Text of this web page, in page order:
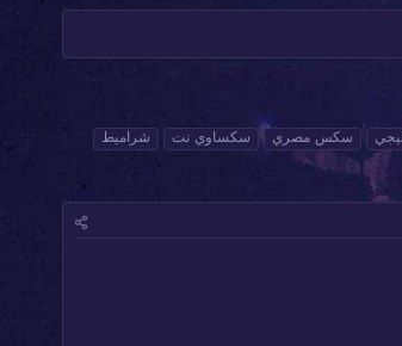
سكس مصري سكساوي نت
شراميط